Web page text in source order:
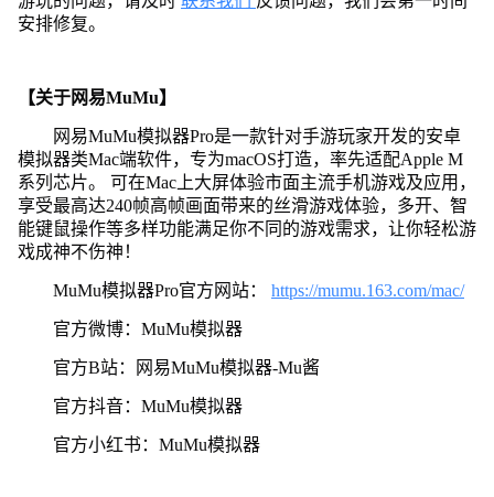
安排修复。
【关于网易MuMu】
网易MuMu模拟器Pro是一款针对手游玩家开发的安卓
模拟器类Mac端软件，专为macOS打造，率先适配Apple M
系列芯片。 可在Mac上大屏体验市面主流手机游戏及应用，
享受最高达240帧高帧画面带来的丝滑游戏体验，多开、智
能键鼠操作等多样功能满足你不同的游戏需求，让你轻松游
戏成神不伤神！
MuMu模拟器Pro官方网站： https://mumu.163.com/mac/
官方微博：MuMu模拟器
官方B站：网易MuMu模拟器-Mu酱
官方抖音：MuMu模拟器
官方小红书：MuMu模拟器